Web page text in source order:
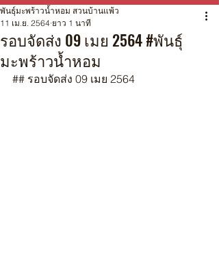
รอบจัดส่ง 09 เมย 2564 #พันธุ์
มะพร้าวน้ำหอม
พันธุ์มะพร้าวน้ำหอม สวนบ้านแพ้ว
11 เม.ย. 2564 ยาว 1 นาที
## รอบจัดส่ง 09 เมย 2564